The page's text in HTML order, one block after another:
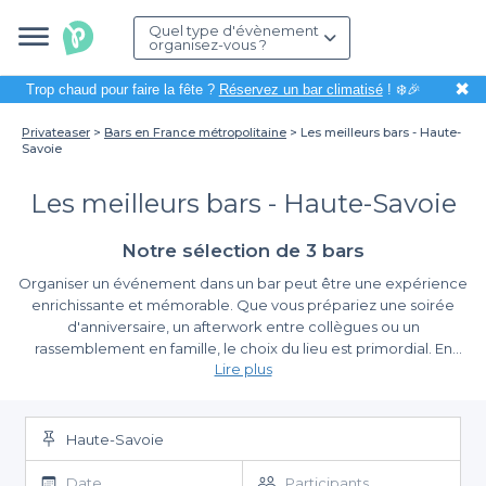
Quel type d'évènement
organisez-vous ?
Trop chaud pour faire la fête ? Réservez un bar climatisé! ❄️🎉 ✖
Privateaser Bars en France métropolitaine
Les meilleurs bars - Haute-
Savoie
Les meilleurs bars - Haute-Savoie
Notre sélection de 3 bars
Organiser un événement dans un bar peut être une expérience
enrichissante et mémorable. Que vous prépariez une soirée
d'anniversaire, un afterwork entre collègues ou un
rassemblement en famille, le choix du lieu est primordial. En
Haute-Savoie, la richesse des paysages alentours est à la
offrent des ambiances variées et des services adaptés à tous vos
Une réservation simplifiée avec Privateaser
Grâce à Privateaser, la planification de votre événement devient
Lire plus
Haute-Savoie